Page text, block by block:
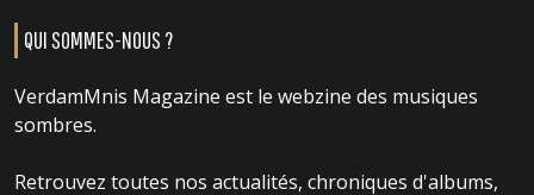
QUI SOMMES-NOUS ?
VerdamMnis Magazine est le webzine des musiques
sombres.
Retrouvez toutes nos actualités, chroniques d'albums,